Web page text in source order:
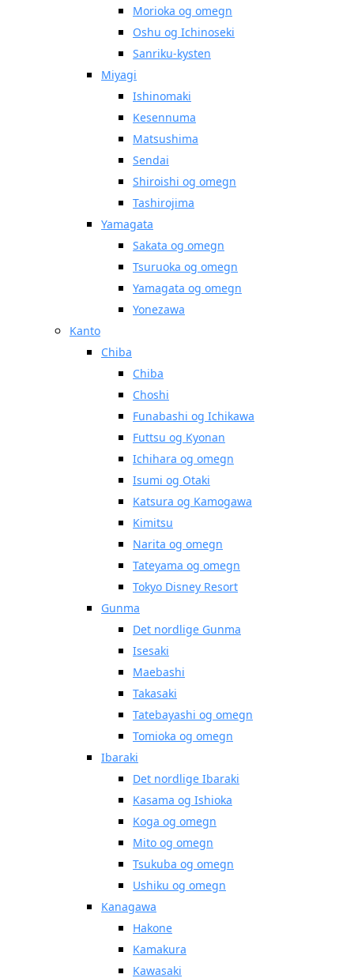
Morioka og omegn
Oshu og Ichinoseki
Sanriku-kysten
Miyagi
Ishinomaki
Kesennuma
Matsushima
Sendai
Shiroishi og omegn
Tashirojima
Yamagata
Sakata og omegn
Tsuruoka og omegn
Yamagata og omegn
Yonezawa
Kanto
Chiba
Chiba
Choshi
Funabashi og Ichikawa
Futtsu og Kyonan
Ichihara og omegn
Isumi og Otaki
Katsura og Kamogawa
Kimitsu
Narita og omegn
Tateyama og omegn
Tokyo Disney Resort
Gunma
Det nordlige Gunma
Isesaki
Maebashi
Takasaki
Tatebayashi og omegn
Tomioka og omegn
Ibaraki
Det nordlige Ibaraki
Kasama og Ishioka
Koga og omegn
Mito og omegn
Tsukuba og omegn
Ushiku og omegn
Kanagawa
Hakone
Kamakura
Kawasaki